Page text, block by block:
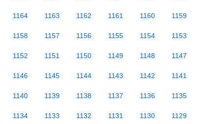
1164 1163 1162 1161 1160 1159
1158 1157 1156 1155 1154 1153
1152 1151 1150 1149 1148 1147
1146 1145 1144 1143 1142 1141
1140 1139 1138 1137 1136 1135
1134 1133 1132 1131 1130 1129